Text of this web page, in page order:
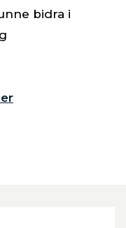
bidra i